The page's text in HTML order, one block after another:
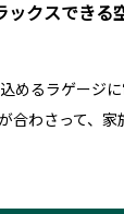
クスできる
めるラゲージに
合わさって、